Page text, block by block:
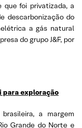
que foi privatizada, a
descarbonização do
a gás natural
do grupo J&F, por
para exploração
a margem
Grande do Norte e